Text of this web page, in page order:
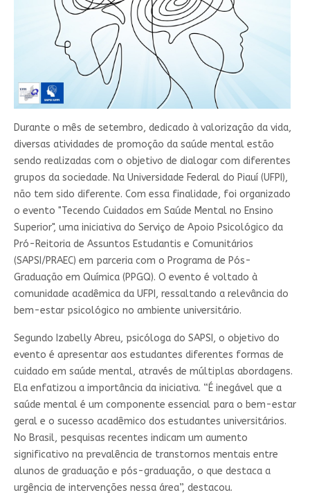
Durante o mês de setembro, dedicado à valorização da vida,
diversas atividades de promoção da saúde mental estão
sendo realizadas com o objetivo de dialogar com diferentes
grupos da sociedade. Na Universidade Federal do Piauí (UFPI),
não tem sido diferente. Com essa finalidade, foi organizado
o evento "Tecendo Cuidados em Saúde Mental no Ensino
Superior", uma iniciativa do Serviço de Apoio Psicológico da
Pró-Reitoria de Assuntos Estudantis e Comunitários
(SAPSI/PRAEC) em parceria com o Programa de Pós-
Graduação em Química (PPGQ). O evento é voltado à
comunidade acadêmica da UFPI, ressaltando a relevância do
bem-estar psicológico no ambiente universitário.
Segundo Izabelly Abreu, psicóloga do SAPSI, o objetivo do
evento é apresentar aos estudantes diferentes formas de
cuidado em saúde mental, através de múltiplas abordagens.
Ela enfatizou a importância da iniciativa. “É inegável que a
saúde mental é um componente essencial para o bem-estar
geral e o sucesso acadêmico dos estudantes universitários.
No Brasil, pesquisas recentes indicam um aumento
significativo na prevalência de transtornos mentais entre
alunos de graduação e pós-graduação, o que destaca a
urgência de intervenções nessa área”, destacou.